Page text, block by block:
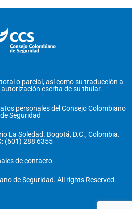
o parcial, así como su traducción a
escrita de su titular.
personales del Consejo Colombiano
de Seguridad
La Soledad. Bogotá, D.C., Colombia.
(601) 288 6355
de contacto
de Seguridad. All rights Reserved.